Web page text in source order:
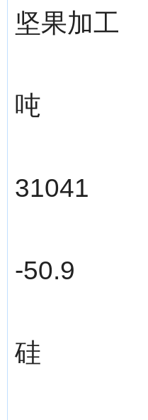
坚果加工
吨
31041
-50.9
硅